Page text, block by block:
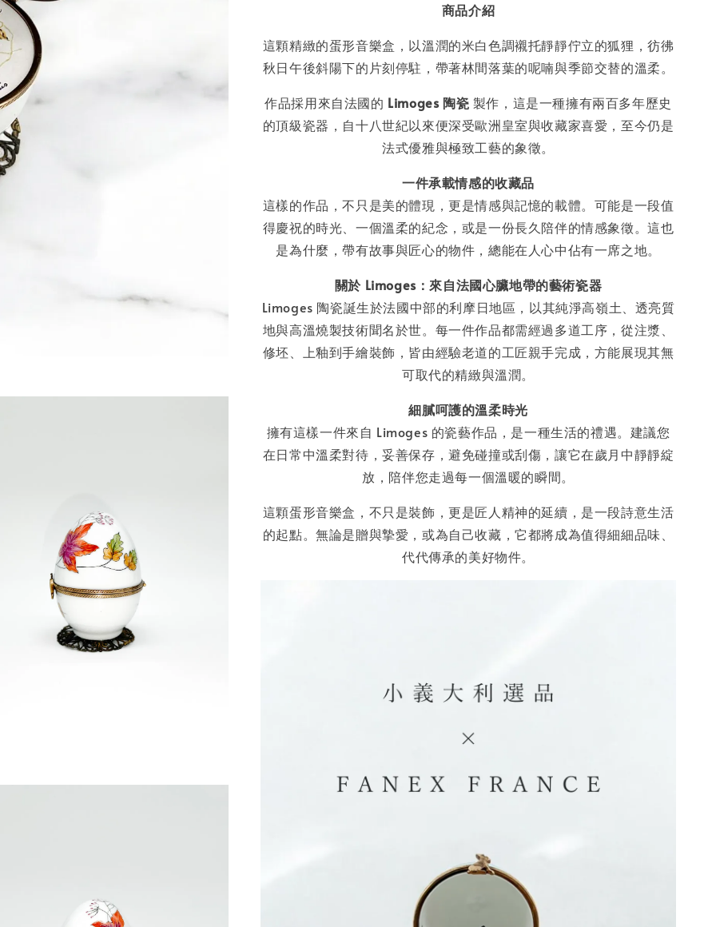
商品介紹
這顆精緻的蛋形音樂盒，以溫潤的米白色調襯托靜靜佇立的狐狸，彷彿
秋日午後斜陽下的片刻停駐，帶著林間落葉的呢喃與季節交替的溫柔。
作品採用來自法國的 Limoges 陶瓷 製作，這是一種擁有兩百多年歷史
的頂級瓷器，自十八世紀以來便深受歐洲皇室與收藏家喜愛，至今仍是
法式優雅與極致工藝的象徵。
一件承載情感的收藏品
這樣的作品，不只是美的體現，更是情感與記憶的載體。可能是一段值
得慶祝的時光、一個溫柔的紀念，或是一份長久陪伴的情感象徵。這也
是為什麼，帶有故事與匠心的物件，總能在人心中佔有一席之地。
關於 Limoges：來自法國心臟地帶的藝術瓷器
Limoges 陶瓷誕生於法國中部的利摩日地區，以其純淨高嶺土、透亮質
地與高溫燒製技術聞名於世。每一件作品都需經過多道工序，從注漿、
修坯、上釉到手繪裝飾，皆由經驗老道的工匠親手完成，方能展現其無
可取代的精緻與溫潤。
細膩呵護的溫柔時光
擁有這樣一件來自 Limoges 的瓷藝作品，是一種生活的禮遇。建議您
在日常中溫柔對待，妥善保存，避免碰撞或刮傷，讓它在歲月中靜靜綻
放，陪伴您走過每一個溫暖的瞬間。
這顆蛋形音樂盒，不只是裝飾，更是匠人精神的延續，是一段詩意生活
的起點。無論是贈與摯愛，或為自己收藏，它都將成為值得細細品味、
代代傳承的美好物件。